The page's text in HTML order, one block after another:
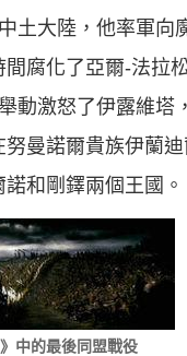
土大陸，他率軍向
腐化了亞爾-法拉
動激怒了伊露維
曼諾爾貴族伊蘭
和剛鐸兩個王國。
》中的最後同盟戰役